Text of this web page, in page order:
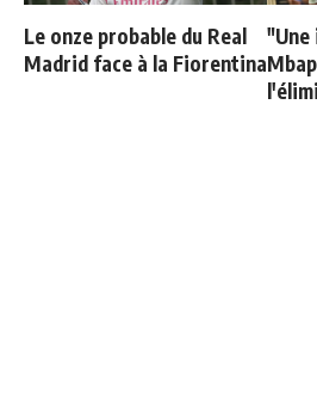
Le onze probable du Real
Madrid face à la Fiorentina
"Une